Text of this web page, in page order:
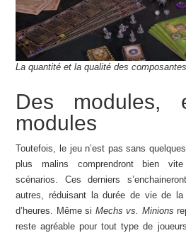
La quantité et la qualité des
Des modules,
modules
Toutefois, le jeu n’est pas sans
plus malins comprendront bien
scénarios. Ces derniers
autres, réduisant la durée de vie de
d’heures. Même si Mechs vs. Minions
reste agréable pour tout type de